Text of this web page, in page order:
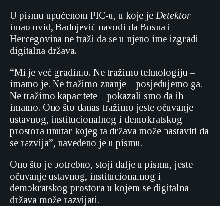
U pismu upućenom PIC-u, u koje je Detektor
imao uvid, Badnjević navodi da Bosna i
Hercegovina ne traži da se u njeno ime izgradi
digitalna država.
“Mi je već gradimo. Ne tražimo tehnologiju –
imamo je. Ne tražimo znanje – posjedujemo ga.
Ne tražimo kapacitete – pokazali smo da ih
imamo. Ono što danas tražimo jeste očuvanje
ustavnog, institucionalnog i demokratskog
prostora unutar kojeg ta država može nastaviti da
se razvija”, navedeno je u pismu.
Ono što je potrebno, stoji dalje u pismu, jeste
očuvanje ustavnog, institucionalnog i
demokratskog prostora u kojem se digitalna
država može razvijati.